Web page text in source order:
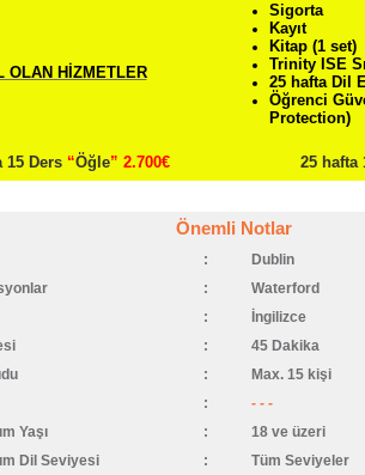
OLAN HİZMETLER
Sigorta
Kayıt
Kitap (1 set)
Trinity ISE
25 hafta Dil
Öğrenci
Protection)
15 Ders “Öğle” 2.700€ 25 hafta
Önemli Notlar
:
Dublin
:
Waterford
:
İngilizce
:
45 Dakika
:
Max. 15 kişi
:
- - -
Yaşı
:
18 ve üzeri
Dil Seviyesi
:
Tüm Seviyeler